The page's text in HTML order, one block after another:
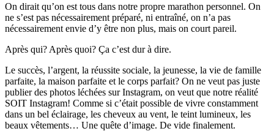
On dirait qu’on est tous dans notre propre marathon personnel. On
ne s’est pas nécessairement préparé, ni entraîné, on n’a pas
nécessairement envie d’y être non plus, mais on court pareil.
Après qui? Après quoi? Ça c’est dur à dire.
Le succès, l’argent, la réussite sociale, la jeunesse, la vie de famille
parfaite, la maison parfaite et le corps parfait? On ne veut pas juste
publier des photos léchées sur Instagram, on veut que notre réalité
SOIT Instagram! Comme si c’était possible de vivre constamment
dans un bel éclairage, les cheveux au vent, le teint lumineux, les
beaux vêtements… Une quête d’image. De vide finalement.